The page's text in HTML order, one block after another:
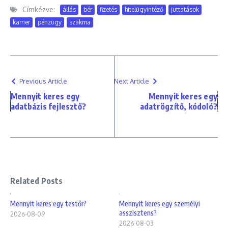
Címkézve: állás bér fizetés hitelügyintéző
juttatások
karrier
pénzügy szakma
Previous Article
Mennyit keres egy
adatbázis fejlesztő?
Next Article
Mennyit keres egy
adatrögzítő, kódoló?
Related Posts
Mennyit keres egy testőr?
2026-08-09
Mennyit keres egy személyi
asszisztens?
2026-08-03